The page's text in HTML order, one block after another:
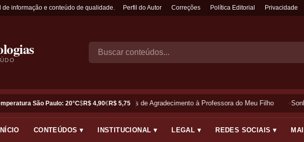
de informação e conteúdo de qualidade. Perfil do Autor Correções Política Editorial Privacidade
São Paulo: 20°C$R$ 4,90€R$ 5,75
Frases de Agradecimento à Professora do Meu Filho
INÍCIO CONTEÚDOS ▾ INSTITUCIONAL ▾ LEGAL ▾ REDES SOCIAIS ▾